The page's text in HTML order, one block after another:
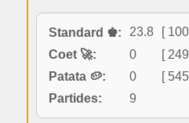
Standard ♚: 23.8
[
Coet 🚀:
0
[
Patata 🥔:
0
[
Partides:
9